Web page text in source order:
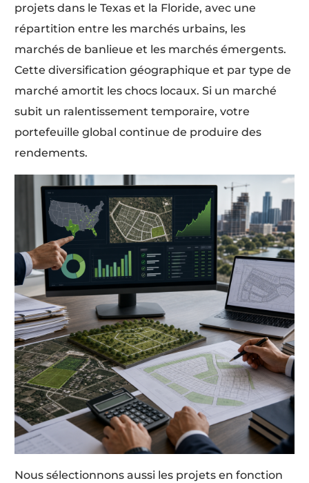
projets dans le Texas et la Floride, avec une
répartition entre les marchés urbains, les
marchés de banlieue et les marchés émergents.
Cette diversification géographique et par type de
marché amortit les chocs locaux. Si un marché
subit un ralentissement temporaire, votre
portefeuille global continue de produire des
rendements.
Nous sélectionnons aussi les projets en fonction